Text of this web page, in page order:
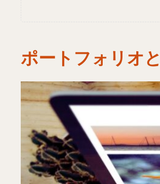
ポートフォリオ